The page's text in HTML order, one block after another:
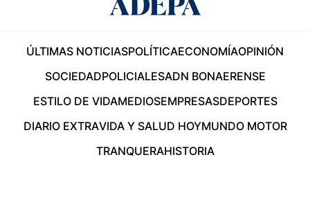
ÚLTIMAS NOTICIASPOLÍTICAECONOMÍAOPINIÓN
SOCIEDADPOLICIALESADN BONAERENSE
ESTILO DE VIDAMEDIOSEMPRESASDEPORTES
DIARIO EXTRAVIDA Y SALUD HOYMUNDO MOTOR
TRANQUERAHISTORIA